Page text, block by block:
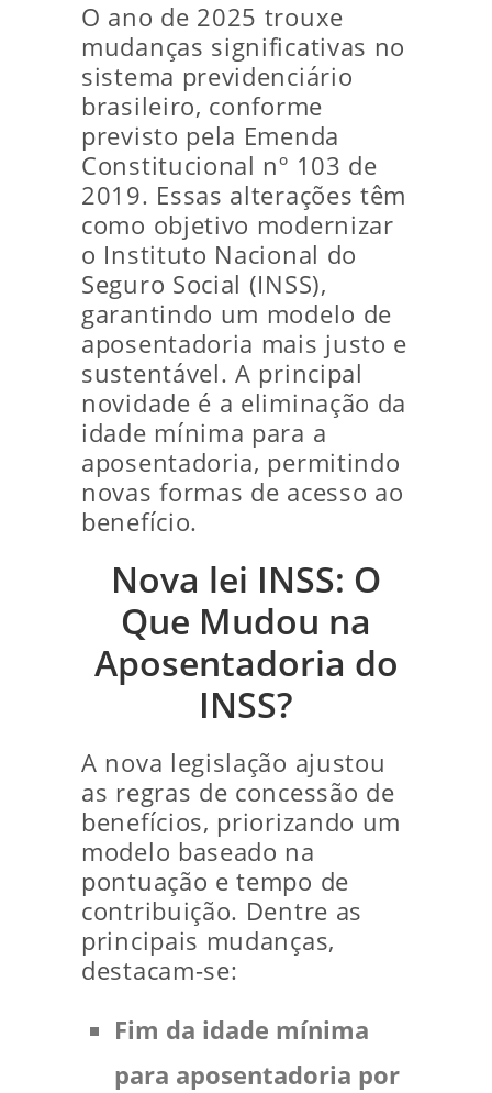
O ano de 2025 trouxe
mudanças significativas no
sistema previdenciário
brasileiro, conforme
previsto pela Emenda
Constitucional nº 103 de
2019. Essas alterações têm
como objetivo modernizar
o Instituto Nacional do
Seguro Social (INSS),
garantindo um modelo de
aposentadoria mais justo e
sustentável. A principal
novidade é a eliminação da
idade mínima para a
aposentadoria, permitindo
novas formas de acesso ao
benefício.
Nova lei INSS: O
Que Mudou na
Aposentadoria do
INSS?
A nova legislação ajustou
as regras de concessão de
benefícios, priorizando um
modelo baseado na
pontuação e tempo de
contribuição. Dentre as
principais mudanças,
destacam-se:
Fim da idade mínima
para aposentadoria por